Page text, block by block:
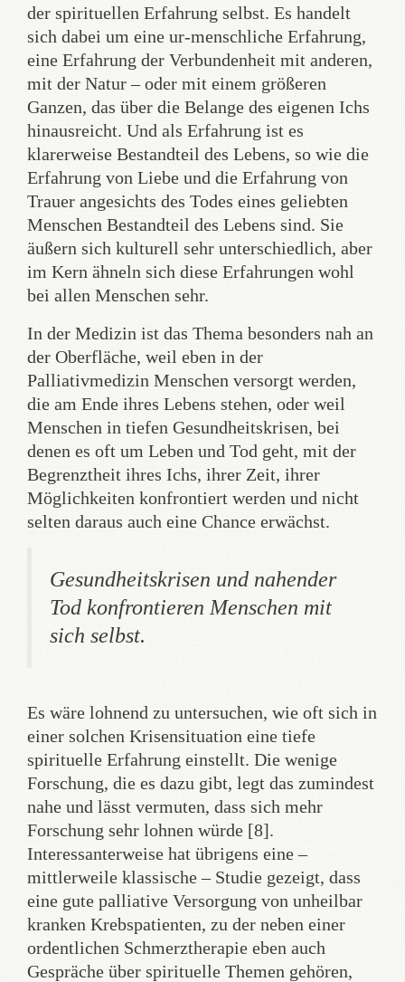
der spirituellen Erfahrung selbst. Es handelt
sich dabei um eine ur-menschliche Erfahrung,
eine Erfahrung der Verbundenheit mit anderen,
mit der Natur – oder mit einem größeren
Ganzen, das über die Belange des eigenen Ichs
hinausreicht. Und als Erfahrung ist es
klarerweise Bestandteil des Lebens, so wie die
Erfahrung von Liebe und die Erfahrung von
Trauer angesichts des Todes eines geliebten
Menschen Bestandteil des Lebens sind. Sie
äußern sich kulturell sehr unterschiedlich, aber
im Kern ähneln sich diese Erfahrungen wohl
bei allen Menschen sehr.
In der Medizin ist das Thema besonders nah an
der Oberfläche, weil eben in der
Palliativmedizin Menschen versorgt werden,
die am Ende ihres Lebens stehen, oder weil
Menschen in tiefen Gesundheitskrisen, bei
denen es oft um Leben und Tod geht, mit der
Begrenztheit ihres Ichs, ihrer Zeit, ihrer
Möglichkeiten konfrontiert werden und nicht
selten daraus auch eine Chance erwächst.
Gesundheitskrisen und nahender
Tod konfrontieren Menschen mit
sich selbst.
Es wäre lohnend zu untersuchen, wie oft sich in
einer solchen Krisensituation eine tiefe
spirituelle Erfahrung einstellt. Die wenige
Forschung, die es dazu gibt, legt das zumindest
nahe und lässt vermuten, dass sich mehr
Forschung sehr lohnen würde [8].
Interessanterweise hat übrigens eine –
mittlerweile klassische – Studie gezeigt, dass
eine gute palliative Versorgung von unheilbar
kranken Krebspatienten, zu der neben einer
ordentlichen Schmerztherapie eben auch
Gespräche über spirituelle Themen gehören,